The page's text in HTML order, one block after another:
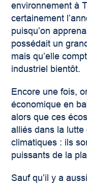
environnement à
certainement
puisqu’on
possédait un
mais qu’elle
industriel bientôt.
Encore une fois,
économique en
alors que ces
alliés dans la
climatiques : ils
puissants de la
Sauf qu’il y a